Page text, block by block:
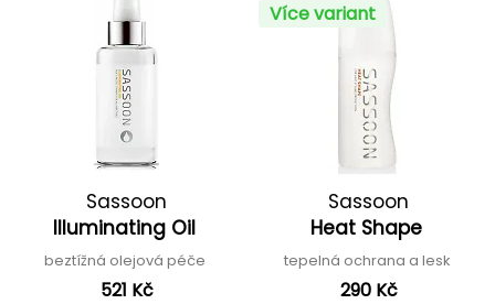
Sassoon
Illuminating Oil
beztížná olejová péče
521 Kč
Více variant
Sassoon
Heat Shape
tepelná ochrana a lesk
290 Kč